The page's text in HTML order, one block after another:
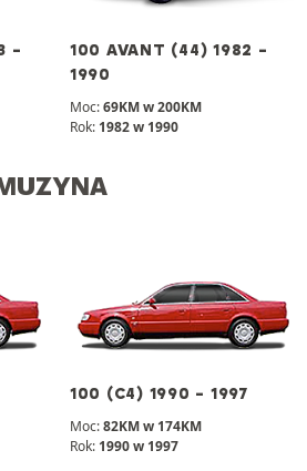
-
100 AVANT (44) 1982 -
1990
Moc:69KM w 200KM
Rok: 1982 w 1990
100 (C4) 1990 - 1997
Moc:82KM w 174KM
Rok: 1990 w 1997